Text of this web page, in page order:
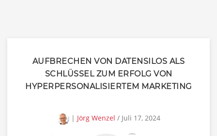
AUFBRECHEN VON DATENSILOS ALS
SCHLÜSSEL ZUM ERFOLG VON
HYPERPERSONALISIERTEM MARKETING
| Jörg Wenzel / Juli 17, 2024